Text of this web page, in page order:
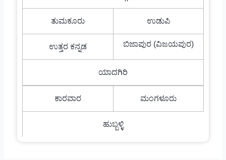
ತುಮಕೂರು ಉಡುಪಿ
ಉತ್ತರ ಕನ್ನಡ ಬಿಜಾಪುರ (ವಿಜಯಪುರ)
ಯಾದಗಿರಿ
ಕಾರವಾರ ಮಂಗಳೂರು
ಹುಬ್ಬಳ್ಳಿ